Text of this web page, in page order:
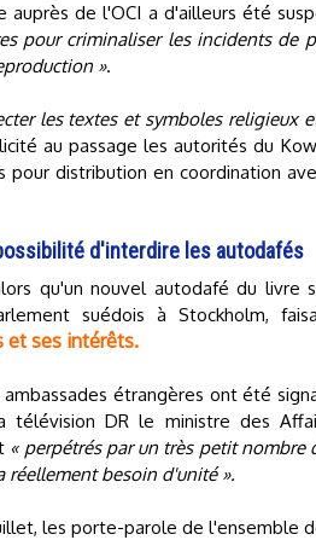
auprès de l'OCI a d'ailleurs été
pour criminaliser les incidents de
».
les textes et symboles religieux
au passage les autorités du
pour distribution en coordination
d'interdire les autodafés
qu'un nouvel autodafé du livre
suédois à Stockholm,
et ses intérêts.
étrangères ont été
DR le ministre des
« perpétrés par un très petit nombre
réellement besoin d'unité ».
les porte-parole de l'ensemble